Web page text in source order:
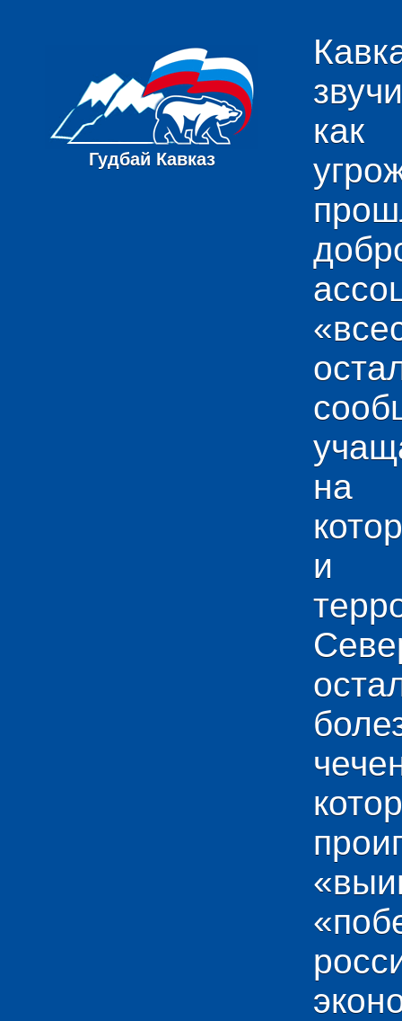
Гудбай Кавказ
на
и